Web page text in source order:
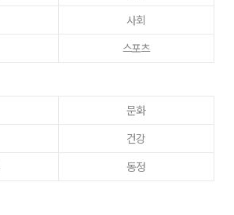
사회
스포츠
문화
건강
동정